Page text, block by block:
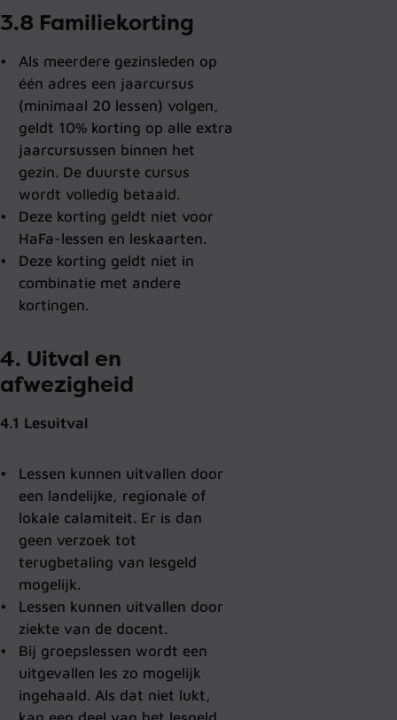
3.8 Familiekorting
Als meerdere gezinsleden op
één adres een jaarcursus
(minimaal 20 lessen) volgen,
geldt 10% korting op alle extra
jaarcursussen binnen het
gezin. De duurste cursus
wordt volledig betaald.
Deze korting geldt niet voor
HaFa-lessen en leskaarten.
Deze korting geldt niet in
combinatie met andere
kortingen.
4. Uitval en
afwezigheid
4.1 Lesuitval
Lessen kunnen uitvallen door
een landelijke, regionale of
lokale calamiteit. Er is dan
geen verzoek tot
terugbetaling van lesgeld
mogelijk.
Lessen kunnen uitvallen door
ziekte van de docent.
Bij groepslessen wordt een
uitgevallen les zo mogelijk
ingehaald. Als dat niet lukt,